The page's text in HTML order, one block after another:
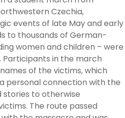
Czechia,
events of late May and early
to thousands of German-
women and children – were
in the march
of the victims, which
personal connection with the
stories to otherwise
The route passed